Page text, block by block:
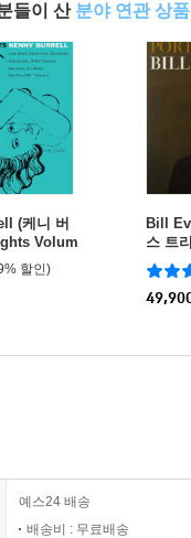
들이 산 분야 연관 상품
(케니 버
Volum
할인)
Bill
스 트
azz
예스24 배송
배송비 : 무료배송